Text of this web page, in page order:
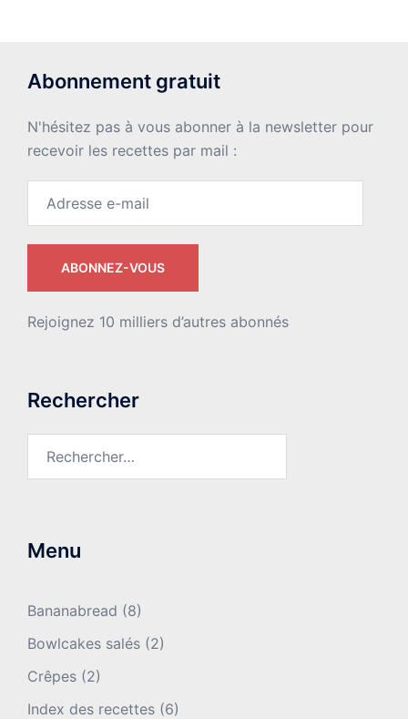
Abonnement gratuit
N'hésitez pas à vous abonner à la newsletter pour
recevoir les recettes par mail :
ABONNEZ-VOUS
Rejoignez 10 milliers d’autres abonnés
Rechercher
Menu
Bananabread (8)
Bowlcakes salés (2)
Crêpes (2)
Index des recettes (6)